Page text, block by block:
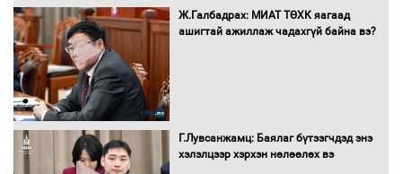
Ж.Галбадрах: МИАТ ТӨХК яагаад
ашигтай ажиллаж чадахгүй байна вэ?
Г.Лувсанжамц: Баялаг бүтээгчдэд энэ
хэлэлцээр хэрхэн нөлөөлөх вэ